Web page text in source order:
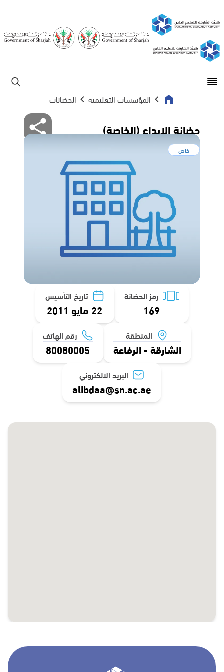
Open main menu
المؤسسات التعليمية الحضانات
رمز الحضانة
169
تاريخ التأسيس
22 مايو 2011
المنطقة
الشارقة - الرفاعة
رقم الهاتف
80080005
البريد الالكتروني
alibdaa@sn.ac.ae
خاص
حضانة الابداع (الخاصة)